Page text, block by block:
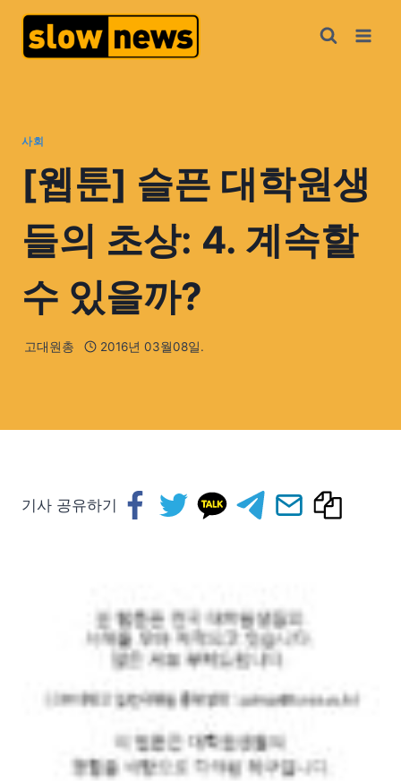
사회
[웹툰] 슬픈 대학원생
들의 초상: 4. 계속할
수 있을까?
고대원총 2016년 03월08일.
기사 공유하기